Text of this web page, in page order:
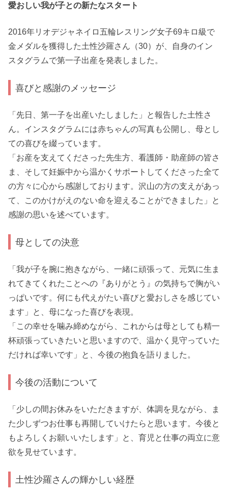
愛おしい我が子との新たなスタート
2016年リオデジャネイロ五輪レスリング女子69キロ級で
金メダルを獲得した土性沙羅さん（30）が、自身のイン
スタグラムで第一子出産を発表しました。
喜びと感謝のメッセージ
「先日、第一子を出産いたしました」と報告した土性さ
ん。インスタグラムには赤ちゃんの写真も公開し、母とし
ての喜びを綴っています。
「お産を支えてくださった先生方、看護師・助産師の皆さ
ま、そして妊娠中から温かくサポートしてくださった全て
の方々に心から感謝しております。沢山の方の支えがあっ
て、このかけがえのない命を迎えることができました」と
感謝の思いを述べています。
母としての決意
「我が子を腕に抱きながら、一緒に頑張って、元気に生ま
れてきてくれたことへの『ありがとう』の気持ちで胸がい
っぱいです。何にも代えがたい喜びと愛おしさを感じてい
ます」と、母になった喜びを表現。
「この幸せを噛み締めながら、これからは母としても精一
杯頑張っていきたいと思いますので、温かく見守っていた
だければ幸いです」と、今後の抱負を語りました。
今後の活動について
「少しの間お休みをいただきますが、体調を見ながら、ま
た少しずつお仕事も再開していけたらと思います。今後と
もよろしくお願いいたします」と、育児と仕事の両立に意
欲を見せています。
土性沙羅さんの輝かしい経歴